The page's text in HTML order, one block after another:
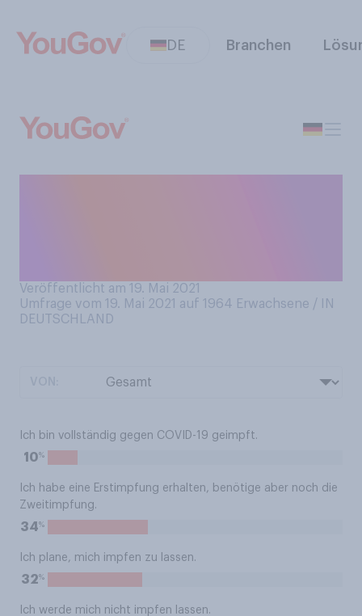
DE Branchen
Veröffentlicht am 19. Mai 2021
Umfrage vom 19. Mai 2021 auf 1964 Erwachsene / IN
DEUTSCHLAND
Ich bin vollständig gegen COVID-19 geimpft.
10%
Ich habe eine Erstimpfung erhalten, benötige aber noch die
Zweitimpfung.
34%
Ich plane, mich impfen zu lassen.
32%
Ich werde mich nicht impfen lassen.